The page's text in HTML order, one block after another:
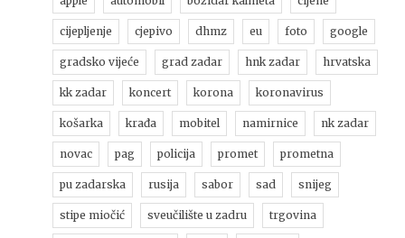
cijepljenje cjepivo dhmz eu foto google
gradsko vijeće grad zadar hnk zadar hrvatska
kk zadar koncert korona koronavirus
košarka krađa mobitel namirnice nk zadar
novac pag policija promet prometna
pu zadarska rusija sabor sad snijeg
stipe miočić sveučilište u zadru trgovina